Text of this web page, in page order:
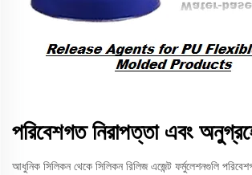
পরিবেশগত নিরাপত্তা এবং
আধুনিক সিলিকন থেকে সিলিকন রিলিজ এজেন্ট ফর্মুলেশনগুলি